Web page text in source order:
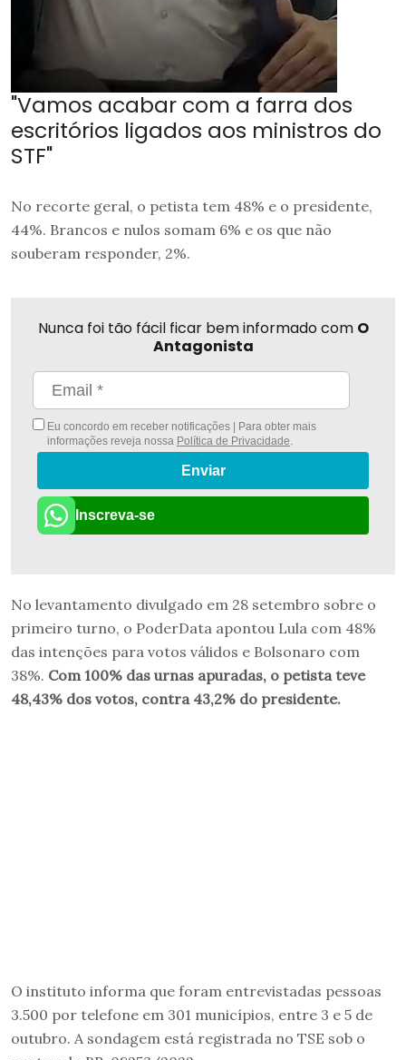
"Vamos acabar com a farra dos
escritórios ligados aos ministros do
STF"
No recorte geral, o petista tem 48% e o presidente,
44%. Brancos e nulos somam 6% e os que não
souberam responder, 2%.
Nunca foi tão fácil ficar bem informado com O
Antagonista
Eu concordo em receber notificações | Para obter mais
informações reveja nossa Política de Privacidade.
Enviar
Inscreva-se
No levantamento divulgado em 28 setembro sobre o
primeiro turno, o PoderData apontou Lula com 48%
das intenções para votos válidos e Bolsonaro com
38%. Com 100% das urnas apuradas, o petista teve
48,43% dos votos, contra 43,2% do presidente.
O instituto informa que foram entrevistadas pessoas
3.500 por telefone em 301 municípios, entre 3 e 5 de
outubro. A sondagem está registrada no TSE sob o